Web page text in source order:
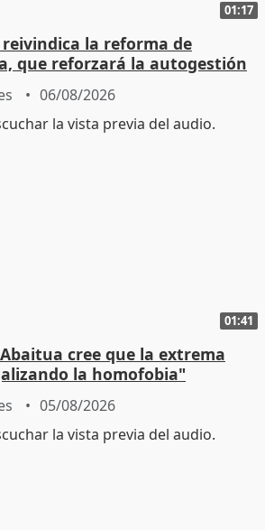
01:17
reivindica la reforma de
que reforzará la autogestión
06/08/2026
01:41
cree que la extrema
la homofobia"
05/08/2026